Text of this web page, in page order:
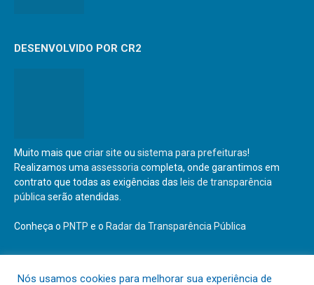
DESENVOLVIDO POR CR2
Muito mais que criar site ou sistema para prefeituras!
Realizamos uma assessoria completa, onde garantimos em
contrato que todas as exigências das leis de transparência
pública serão atendidas.
Conheça o PNTP e o Radar da Transparência Pública
Nós usamos cookies para melhorar sua experiência de